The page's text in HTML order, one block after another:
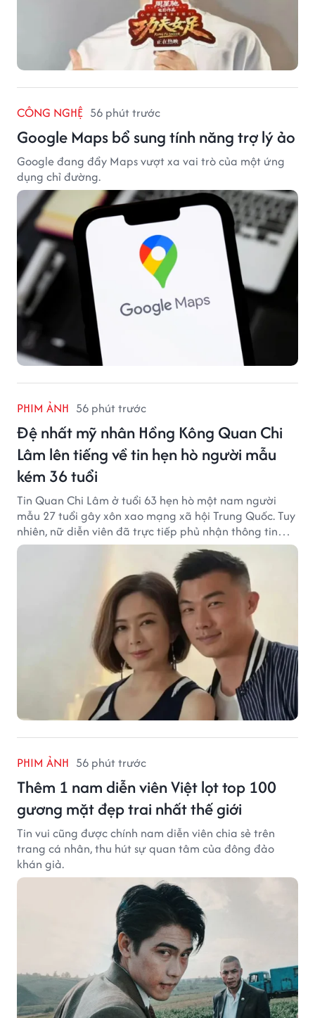
CÔNG NGHỆ 56 phút trước
Google Maps bổ sung tính năng trợ lý ảo
Google đang đẩy Maps vượt xa vai trò của một ứng
dụng chỉ đường.
PHIM ẢNH 56 phút trước
Đệ nhất mỹ nhân Hồng Kông Quan Chi
Lâm lên tiếng về tin hẹn hò người mẫu
kém 36 tuổi
Tin Quan Chi Lâm ở tuổi 63 hẹn hò một nam người
mẫu 27 tuổi gây xôn xao mạng xã hội Trung Quốc. Tuy
nhiên, nữ diễn viên đã trực tiếp phủ nhận thông tin
này.
PHIM ẢNH 56 phút trước
Thêm 1 nam diễn viên Việt lọt top 100
gương mặt đẹp trai nhất thế giới
Tin vui cũng được chính nam diễn viên chia sẻ trên
trang cá nhân, thu hút sự quan tâm của đông đảo
khán giả.